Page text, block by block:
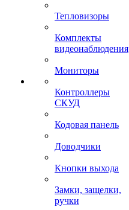
Тепловизоры
Комплекты
видеонаблюдения
Мониторы
Контроллеры
СКУД
Кодовая панель
Доводчики
Кнопки выхода
Замки, защелки,
ручки